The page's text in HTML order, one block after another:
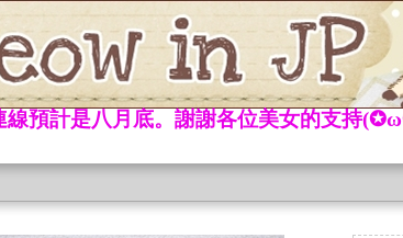
線預計是八月底。謝謝各位美女的支持